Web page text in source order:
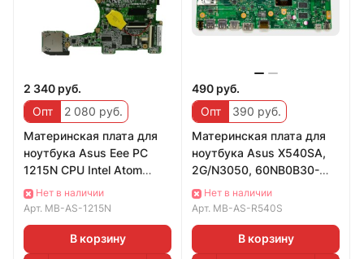
2 340 руб.
Опт
2 080 руб.
Материнская плата для
ноутбука Asus Eee PC
1215N CPU Intel Atom
D525 (1215N/VX6 REV. 1.4,
60-OA2HMB1
Нет в наличии
Арт. MB-AS-1215N
В корзину
490 руб.
Опт
390 руб.
Материнская плата для
ноутбука Asus X540SA,
2G/N3050, 60NB0B30-
MB1110
Нет в наличии
Арт. MB-AS-R540S
В корзину